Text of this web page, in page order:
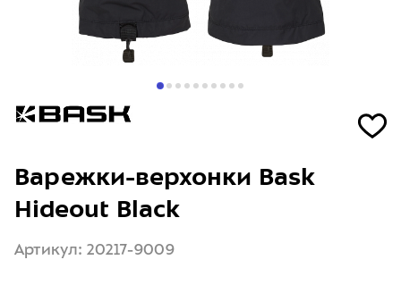
Варежки-верхонки Bask
Hideout Black
Артикул: 20217-9009